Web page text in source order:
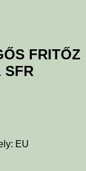
FRITŐZ
SFR
EU